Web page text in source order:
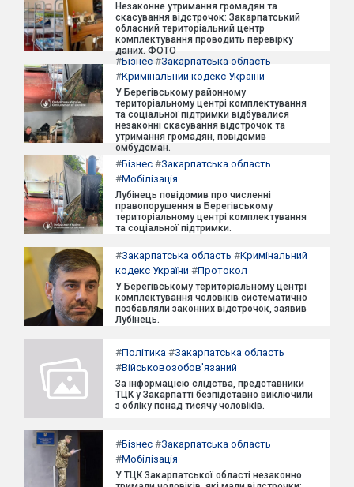
Незаконне утримання громадян та
скасування відстрочок: Закарпатський
обласний територіальний центр
комплектування проводить перевірку
даних. ФОТО
#Бізнес #Закарпатська область
#Кримінальний кодекс України
У Берегівському районному
територіальному центрі комплектування
та соціальної підтримки відбувалися
незаконні скасування відстрочок та
утримання громадян, повідомив
омбудсман.
#Бізнес #Закарпатська область
#Мобілізація
Лубінець повідомив про численні
правопорушення в Берегівському
територіальному центрі комплектування
та соціальної підтримки.
#Закарпатська область #Кримінальний
кодекс України #Протокол
У Берегівському територіальному центрі
комплектування чоловіків систематично
позбавляли законних відстрочок, заявив
Лубінець.
#Політика #Закарпатська область
#Військовозобов'язаний
За інформацією слідства, представники
ТЦК у Закарпатті безпідставно виключили
з обліку понад тисячу чоловіків.
#Бізнес #Закарпатська область
#Мобілізація
У ТЦК Закарпатської області незаконно